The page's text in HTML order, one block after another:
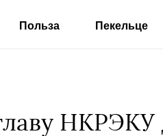
Польза Пекельце
НКРЭКУ